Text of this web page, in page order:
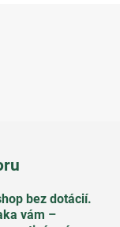
bez dotácií​.
vám –